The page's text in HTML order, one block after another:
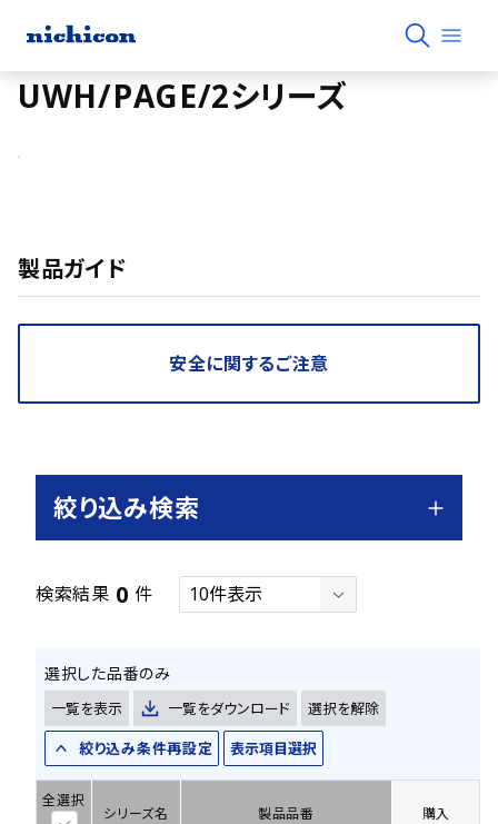
UWH/PAGE/2シリーズ
製品ガイド
安全に関するご注意
絞り込み検索
検索結果 0 件
選択した品番のみ
一覧を表示 一覧をダウンロード
選択を解除
絞り込み条件再設定
表示項目選択
全選択
シリーズ名 製品品番 購入